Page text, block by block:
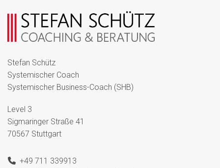
Stefan Schütz
Systemischer Coach
Systemischer Business-Coach (SHB)
Level 3
Sigmaringer Straße 41
70567 Stuttgart
+49 711 339913